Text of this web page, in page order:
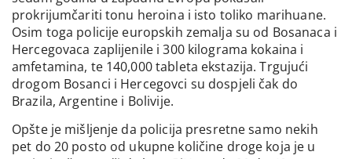
prokrijumčariti tonu heroina i isto toliko marihuane.
Osim toga policije europskih zemalja su od Bosanaca i
Hercegovaca zaplijenile i 300 kilograma kokaina i
amfetamina, te 140,000 tableta ekstazija. Trgujući
drogom Bosanci i Hercegovci su dospjeli čak do
Brazila, Argentine i Bolivije.
Opšte je mišljenje da policija presretne samo nekih
pet do 20 posto od ukupne količine droge koja je u